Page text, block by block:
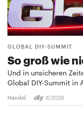
GLOBAL DIY-SUMMIT
So groß wie
Und in unsicheren
Global DIY-Summit in
Handel 8/2026